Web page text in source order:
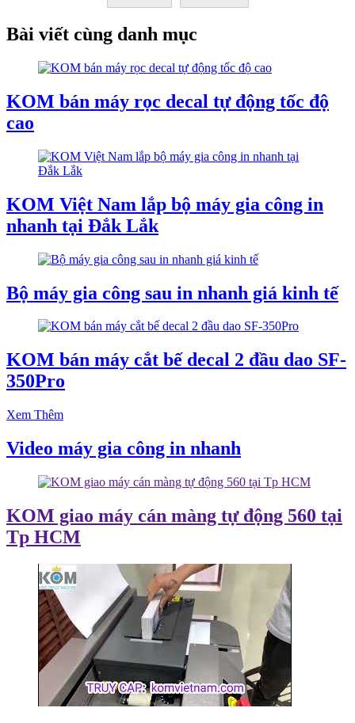
Bài viết cùng danh mục
KOM bán máy rọc decal tự động tốc độ
cao
KOM Việt Nam lắp bộ máy gia công in
nhanh tại Đắk Lắk
Bộ máy gia công sau in nhanh giá kinh tế
KOM bán máy cắt bế decal 2 đầu dao SF-
350Pro
Xem Thêm
Video máy gia công in nhanh
KOM giao máy cán màng tự động 560 tại
Tp HCM